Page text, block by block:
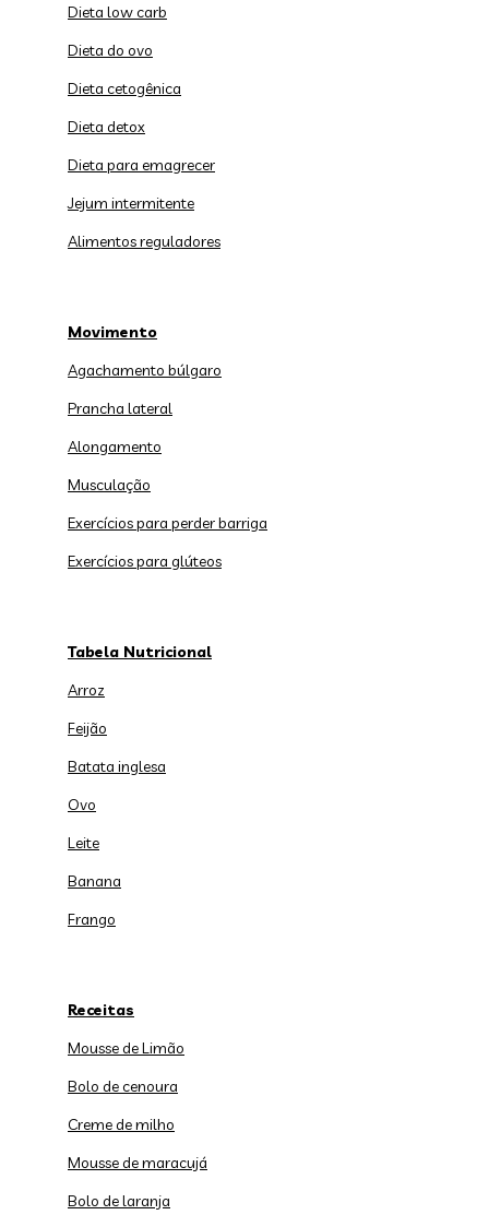
Dieta low carb
Dieta do ovo
Dieta cetogênica
Dieta detox
Dieta para emagrecer
Jejum intermitente
Alimentos reguladores
Movimento
Agachamento búlgaro
Prancha lateral
Alongamento
Musculação
Exercícios para perder barriga
Exercícios para glúteos
Tabela Nutricional
Arroz
Feijão
Batata inglesa
Ovo
Leite
Banana
Frango
Receitas
Mousse de Limão
Bolo de cenoura
Creme de milho
Mousse de maracujá
Bolo de laranja